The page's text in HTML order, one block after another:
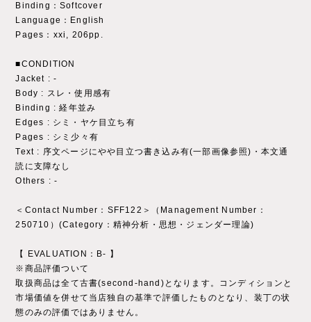
Binding：Softcover
Language：English
Pages：xxi, 206pp.
■CONDITION
Jacket : ‐
Body : スレ・使用感有
Binding : 経年並み
Edges : シミ・ヤケ目立ち有
Pages : シミ少々有
Text : 序文ページにやや目立つ書き込み有(一部画像参照)・本文通
読に支障なし
Others : ‐
＜Contact Number：SFF122＞（Management Number：
250710）(Category：精神分析・思想・ジェンダー理論)
【 EVALUATION：B- 】
※商品評価ついて
取扱商品は全て古書(second-hand)となります。コンディションと
市場価値を併せて当店独自の基準で評価したものとなり、装丁の状
態のみの評価ではありません。